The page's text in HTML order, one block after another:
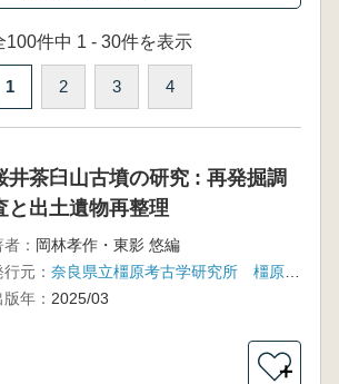
100件中 1 - 30件を表示
1 2 3 4
井茶臼山古墳の研究 : 再発掘調
と出土遺物再整理
： 岡林孝作・東影 悠編
元：
奈良県立橿原考古学研究所 橿原考古文化財団
版年： 2025/03
＋